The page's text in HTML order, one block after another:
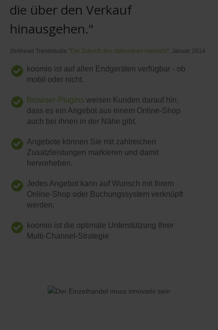
die über den Verkauf
hinausgehen."
2bAhead Trendstudie "Die Zukunft des stationären Handels ", Januar 2014
koomio ist auf allen Endgeräten verfügbar - ob
mobil oder nicht.
Browser-Plugins weisen Kunden darauf hin,
dass es ein Angebot aus einem Online-Shop
auch bei ihnen in der Nähe gibt.
Angebote können Sie mit zahlreichen
Zusatzleistungen markieren und damit
hervorheben.
Jedes Angebot kann auf Wunsch mit Ihrem
Online-Shop oder Buchungssystem verknüpft
werden.
koomio ist die optimale Unterstützung Ihrer
Multi-Channel-Strategie